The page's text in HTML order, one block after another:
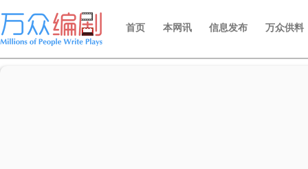
首页 本网讯 信息发布 万众供料